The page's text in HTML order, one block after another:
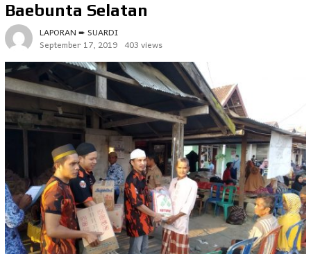
Baebunta Selatan
LAPORAN ➨ SUARDI
September 17, 2019 403 views